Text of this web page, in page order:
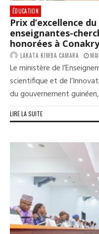
ÉDUCATION
Prix d’excellence
enseignantes-
honorées à Conakry
LAKATA KIMBA CAMARA
Le ministère de
scientifique et de
du gouvernement
LIRE LA SUITE